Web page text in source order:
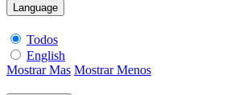
Language
Todos
English
Mostrar Mas Mostrar Menos